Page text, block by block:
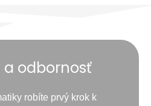
a odbornosť
robíte prvý krok k